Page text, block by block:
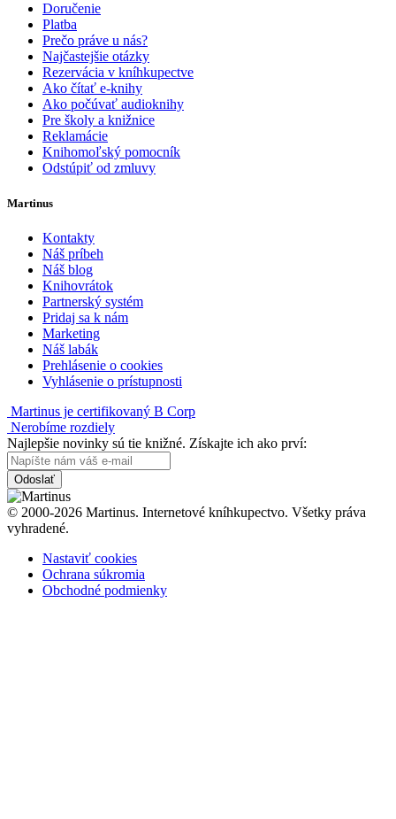
Doručenie
Platba
Prečo práve u nás?
Najčastejšie otázky
Rezervácia v kníhkupectve
Ako čítať e-knihy
Ako počúvať audioknihy
Pre školy a knižnice
Reklamácie
Knihomoľský pomocník
Odstúpiť od zmluvy
Martinus
Kontakty
Náš príbeh
Náš blog
Knihovrátok
Partnerský systém
Pridaj sa k nám
Marketing
Náš labák
Prehlásenie o cookies
Vyhlásenie o prístupnosti
Martinus je certifikovaný B Corp
Nerobíme rozdiely
Najlepšie novinky sú tie knižné. Získajte ich ako prví:
Odoslať
© 2000-2026 Martinus. Internetové kníhkupectvo. Všetky práva
vyhradené.
Nastaviť cookies
Ochrana súkromia
Obchodné podmienky